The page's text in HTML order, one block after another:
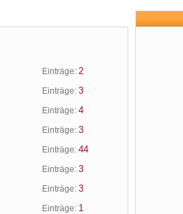
Einträge: 2
Einträge: 3
Einträge: 4
Einträge: 3
Einträge: 44
Einträge: 3
Einträge: 3
Einträge: 1